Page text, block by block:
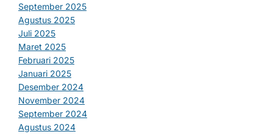
September 2025
Agustus 2025
Juli 2025
Maret 2025
Februari 2025
Januari 2025
Desember 2024
November 2024
September 2024
Agustus 2024